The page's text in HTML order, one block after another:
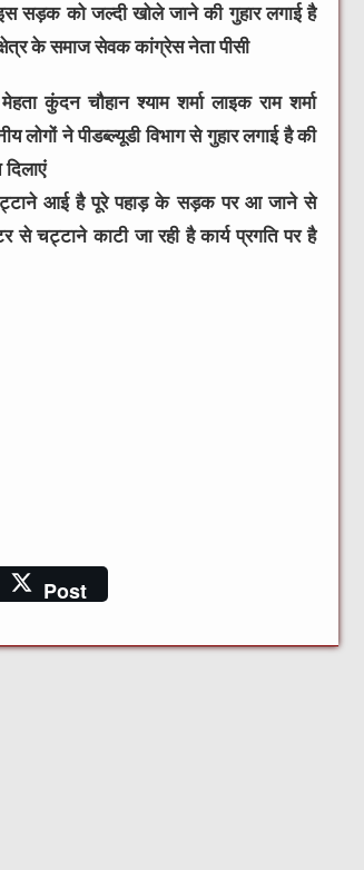
सड़क को जल्दी खोले जाने की गुहार लगाई है
के समाज सेवक कांग्रेस नेता पीसी
कुंदन चौहान श्याम शर्मा लाइक राम शर्मा
ने पीडब्ल्यूडी विभाग से गुहार लगाई है की
चट्टाने आई है पूरे पहाड़ के सड़क पर आ जाने से
चट्टाने काटी जा रही है कार्य प्रगति पर है
Post